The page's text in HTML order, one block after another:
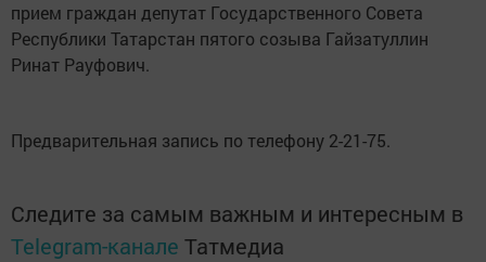
прием граждан депутат Государственного Совета
Республики Татарстан пятого созыва Гайзатуллин
Ринат Рауфович.
Предварительная запись по телефону 2-21-75.
Следите за самым важным и интересным в
Telegram-канале Татмедиа